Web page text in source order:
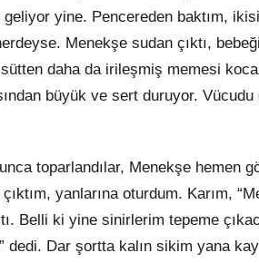
yine. Pencereden baktım,
Menekşe sudan çıktı,
daha da irileşmiş memesi
büyük ve sert duruyor.
toparlandılar, Menekşe hemen
yanlarına oturdum. Karım,
Belli ki yine sinirlerim tepeme
dedi. Dar şortta kalın sikim yana